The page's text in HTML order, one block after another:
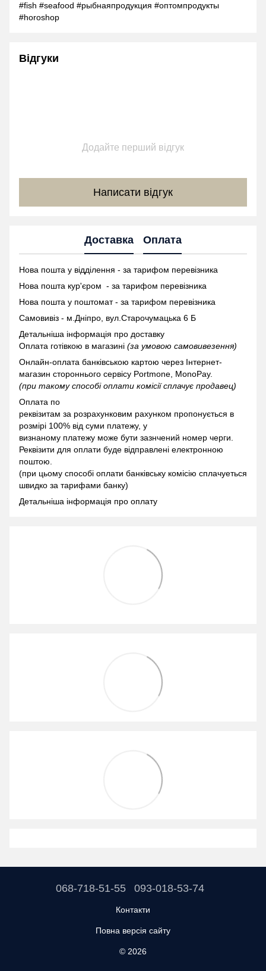
#fish #seafood #рыбнаяпродукция #оптомпродукты
#horoshop
Відгуки
Додайте перший відгук
Написати відгук
Доставка Оплата
Нова пошта у відділення - за тарифом перевізника
Нова пошта кур'єром - за тарифом перевізника
Нова пошта у поштомат - за тарифом перевізника
Самовивіз - м.Дніпро, вул.Старочумацька 6 Б
Детальніша інформація про доставку
Оплата готівкою в магазині (за умовою самовивезення)
Онлайн-оплата банківською картою через Інтернет-
магазин стороннього сервісу Portmone, MonoPay.
(при такому способі оплати комісії сплачує продавец)
Оплата по
реквізитам за розрахунковим рахунком пропонується в
розмірі 100% від суми платежу, у
визнаному платежу може бути зазнчений номер черги.
Реквізити для оплати буде відправлені електронною
поштою.
(при цьому способі оплати банківську комісію сплачуеться
швидко за тарифами банку)
Детальніша інформація про оплату
068-718-51-55 093-018-53-74
Контакти
Повна версія сайту
© 2026